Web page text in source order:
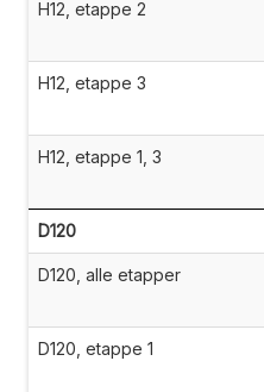
H12, etappe 2
H12, etappe 3
H12, etappe 1, 3
D120
D120, alle etapper
D120, etappe 1